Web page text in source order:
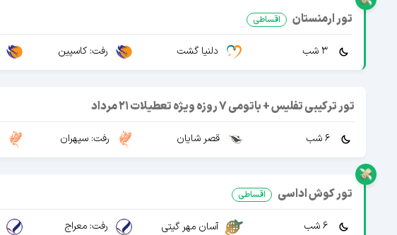
تور ارمنستان اقساطی
دلنیا گشت رفت: کاسپین
تور ترکیبی تفلیس + باتومی 7 روزه ویژه تعطیلات 21 مرداد
قصر شایان رفت: سپهران
تور کوش اداسی اقساطی
آسان مهر گیتی رفت: معراج